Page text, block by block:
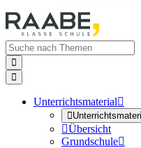


Unterrichtsmaterial

Übersicht
Grundschule